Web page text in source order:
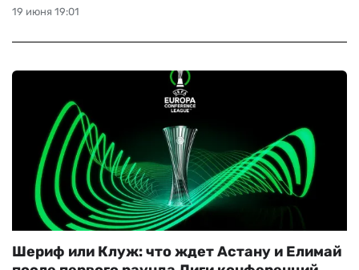
19 июня 19:01
Шериф или Клуж: что ждет Астану и Елимай